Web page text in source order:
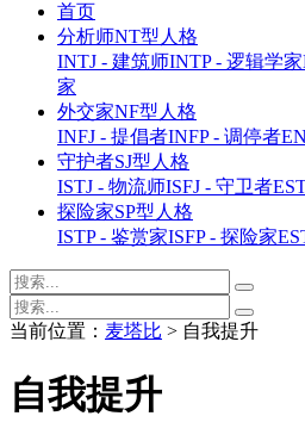
首页
分析师NT型人格
INTJ - 建筑师INTP - 逻辑学家
家
外交家NF型人格
INFJ - 提倡者INFP - 调停者
守护者SJ型人格
ISTJ - 物流师ISFJ - 守卫者
探险家SP型人格
ISTP - 鉴赏家ISFP - 探险家
当前位置： 麦塔比 > 自我提升
自我提升